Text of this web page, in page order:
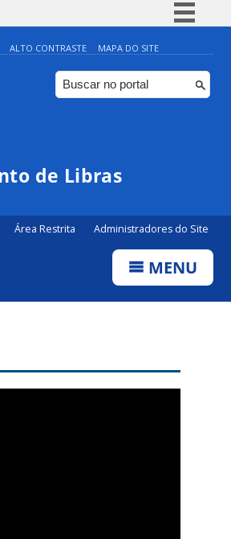
Simplifique!
Comunica BR
Participe
Canais
ALTO CONTRASTE MAPA DO SITE
de Libras
Área Restrita Administradores do Site
MENU